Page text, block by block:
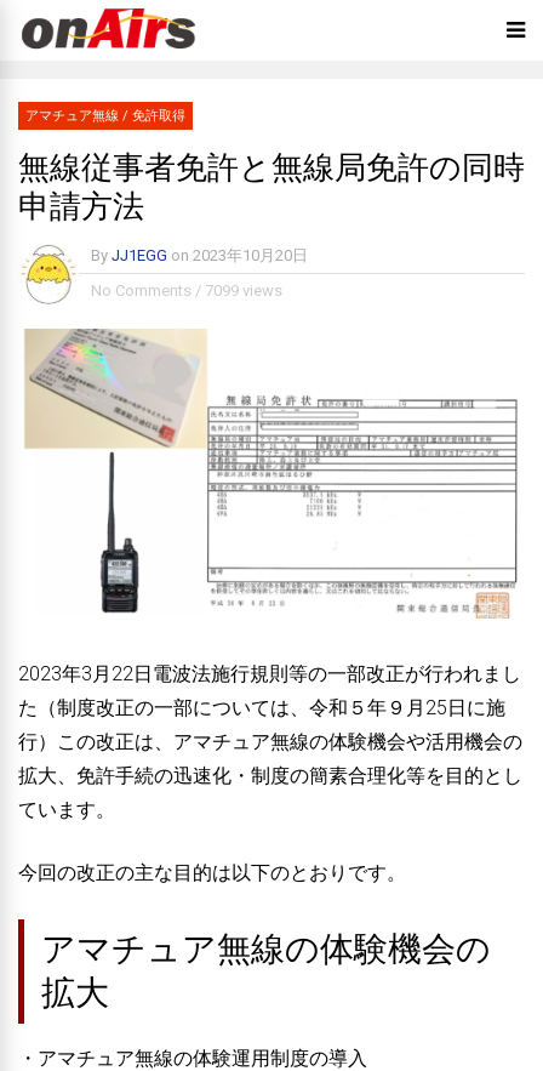
アマチュア無線 / 免許取得
無線従事者免許と無線局免許の同時
申請方法
By JJ1EGG on 2023年10月20日
No Comments / 7099 views
2023年3月22日電波法施行規則等の一部改正が行われまし
た（制度改正の一部については、令和５年９月25日に施
行）この改正は、アマチュア無線の体験機会や活用機会の
拡大、免許手続の迅速化・制度の簡素合理化等を目的とし
ています。
今回の改正の主な目的は以下のとおりです。
アマチュア無線の体験機会の
拡大
・アマチュア無線の体験運用制度の導入